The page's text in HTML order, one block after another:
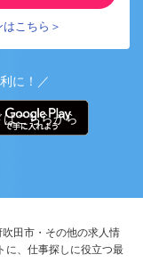
こちら＞
に！／
こちらから
吹田市・その他の求人情
に、仕事探しに役立つ最